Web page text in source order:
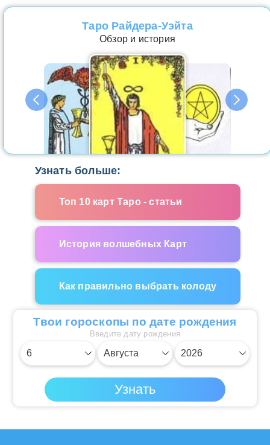
Таро Райдера-Уэйта
Обзор и история
Узнать больше:
Топ 10 карт Таро - статьи
История волшебных Карт
Как правильно выбрать колоду
Твои гороскопы по дате рождения
Введите дату рождения